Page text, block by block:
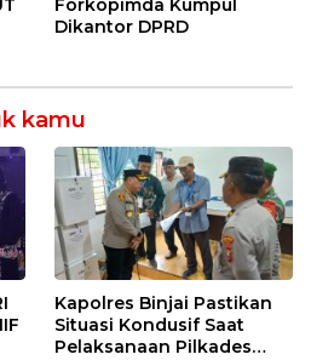
Forkopimda Kumpul
Dikantor DPRD
kamu
Kapolres Binjai Pastikan
Situasi Kondusif Saat
Pelaksanaan Pilkades